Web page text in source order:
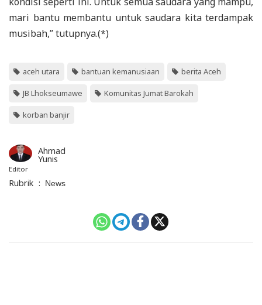
mari bantu membantu untuk saudara kita terdampak
musibah,” tutupnya.(*)
aceh utara bantuan kemanusiaan berita Aceh
JB Lhokseumawe Komunitas Jumat Barokah
korban banjir
Ahmad
Yunis
Editor
Rubrik : News